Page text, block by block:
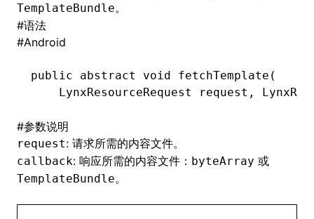
TemplateBundle。
#语法
#Android
public abstract void fetchTemplate(
    LynxResourceRequest
request ,
#参数说明
request: 请求所需的内容文件。
callback: 响应所需的内容文件： byteArray 或
TemplateBundle。